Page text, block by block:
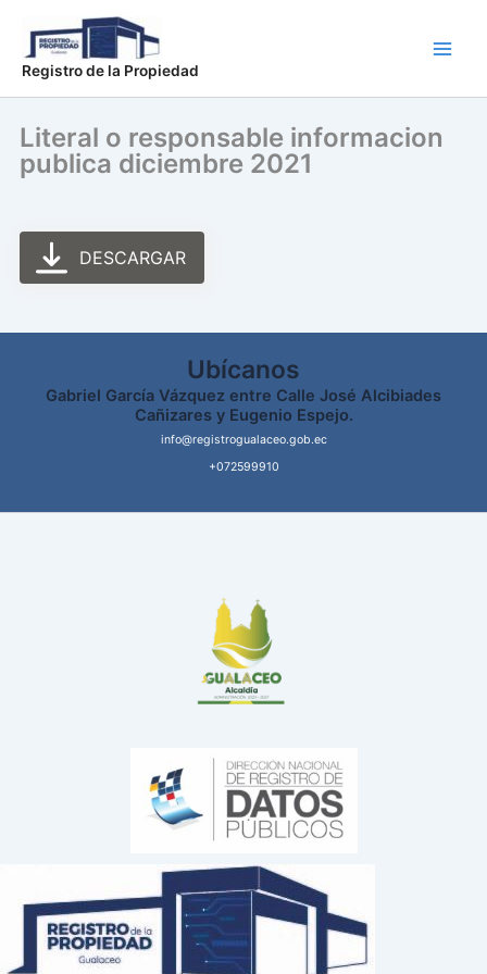
contenido
Registro de la Propiedad
Literal o responsable informacion
publica diciembre 2021
DESCARGAR
Ubícanos
Gabriel García Vázquez entre Calle José Alcibiades
Cañizares y Eugenio Espejo.
info@registrogualaceo.gob.ec
+072599910